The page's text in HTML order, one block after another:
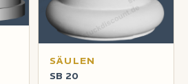
SÄULEN
SB 20